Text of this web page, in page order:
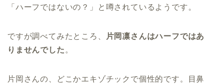
「ハーフではないの？」と噂されているようです。
ですが調べてみたところ、
片岡凛さんはハーフではあ
りませんでした 。
片岡さんの、どこかエキゾチックで個性的です。目鼻